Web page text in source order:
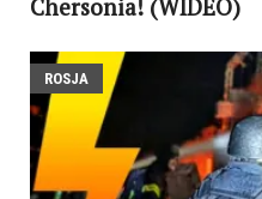
Chersonia! (WIDEO)
ROSJA